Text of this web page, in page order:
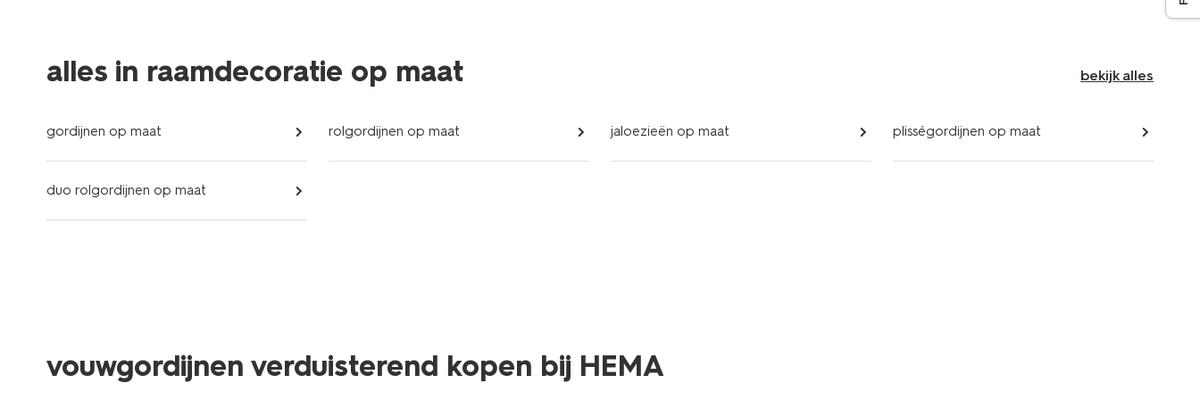
alles in raamdecoratie op maat bekijk alles
gordijnen op maat rolgordijnen op maat jaloezieën op maat plisségordijnen op maat
duo rolgordijnen op maat
vouwgordijnen verduisterend kopen bij HEMA